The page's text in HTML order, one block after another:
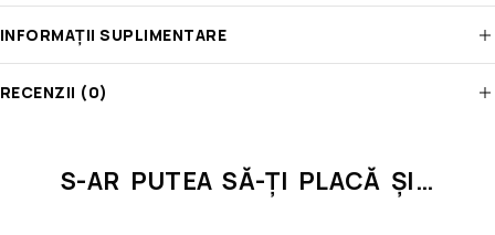
INFORMAȚII SUPLIMENTARE
RECENZII (0)
S-AR PUTEA SĂ-ȚI PLACĂ ȘI…